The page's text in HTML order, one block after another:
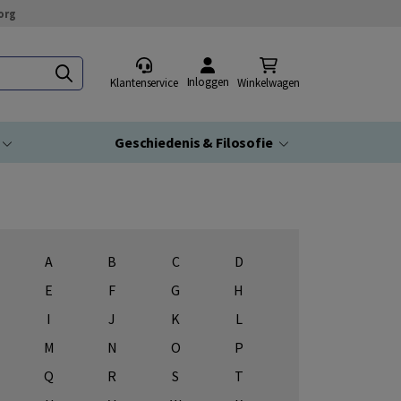
Klantenservice Inloggen Winkelwagen
Geschiedenis & Filosofie
A B C
D
E
F G
H
I
J K
L
M
N O
P
Q
R S
T